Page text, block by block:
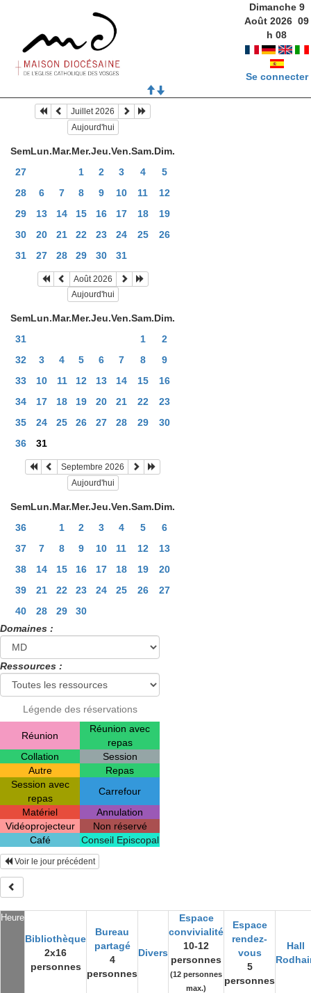
Dimanche 9
Août 2026 09
h08
Se connecter
Juillet 2026
Aujourd'hui
SemLun.Mar.Mer.Jeu.Ven.Sam.Dim.
27
1 2 3 4
5
28
6 7 8 9 10 11
12
29
13 14 15 16 17 18
19
30
20 21 22 23 24 25
26
31
27 28 29 30 31
Août 2026
Aujourd'hui
SemLun.Mar.Mer.Jeu.Ven.Sam.Dim.
31
1
2
32
3 4 5 6 7 8
9
33
10 11 12 13 14 15
16
34
17 18 19 20 21 22
23
35
24 25 26 27 28 29
30
36
31
Septembre 2026
Aujourd'hui
SemLun.Mar.Mer.Jeu.Ven.Sam.Dim.
36
1 2 3 4 5
6
37
7 8 9 10 11 12
13
38
14 15 16 17 18 19
20
39
21 22 23 24 25 26
27
40
28 29
30
Domaines :
Ressources :
Légende des réservations
Réunion
Réunion avec
repas
Collation
Session
Autre
Repas
Session avec
repas
Carrefour
Matériel
Annulation
Vidéoprojecteur
Non réservé
Café
Conseil Episcopal
Heure
Bibliothèque
2x16
personnes
Bureau
partagé
4
personnes
Divers
Espace
convivialité
10-12
personnes
(12 personnes
max.)
Espace
rendez-
vous
5
personnes
Hall
Voir le jour précédent